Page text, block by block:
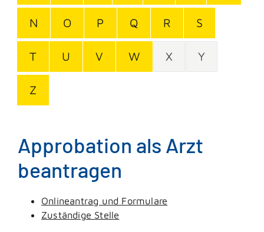
N O P Q R S
T U V W X Y
Z
Approbation als Arzt
beantragen
Onlineantrag und Formulare
Zuständige Stelle